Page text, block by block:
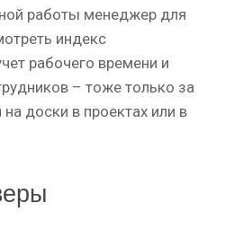
работы менеджер для
индекс
рабочего времени и
– тоже только за
доски в проектах или в